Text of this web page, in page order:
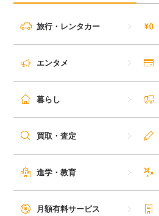
旅行・レンタカー
エンタメ
暮らし
買取・査定
進学・教育
月額有料サービス